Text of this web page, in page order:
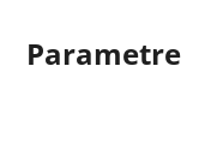
Parametre